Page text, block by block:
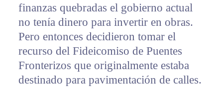
finanzas quebradas el gobierno actual
no tenía dinero para invertir en obras.
Pero entonces decidieron tomar el
recurso del Fideicomiso de Puentes
Fronterizos que originalmente estaba
destinado para pavimentación de calles.